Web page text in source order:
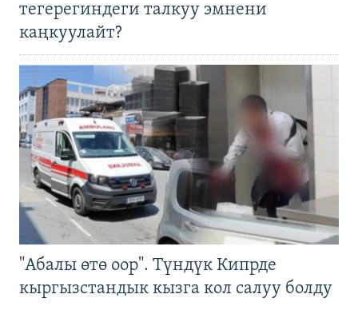
тегерегиндеги талкуу эмнени
каңкуулайт?
"Абалы өтө оор". Түндүк Кипрде
кыргызстандык кызга кол салуу болду